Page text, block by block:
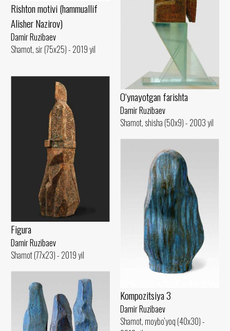
Rishton motivi (hammuallif
Alisher Nazirov)
Damir Ruzibaev
Shamot, sir (75x25) - 2019 yil
O‘ynayotgan farishta
Damir Ruzibaev
Shamot, shisha (50x9) - 2003 yil
Figura
Damir Ruzibaev
Shamot (77x23) - 2019 yil
Kompozitsiya 3
Damir Ruzibaev
Shamot, moybo‘yoq (40x30) -